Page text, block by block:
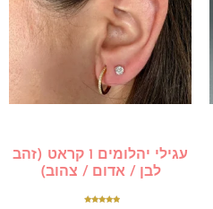
עגילי יהלומים 1 קראט (זהב
לבן / אדום / צהוב)